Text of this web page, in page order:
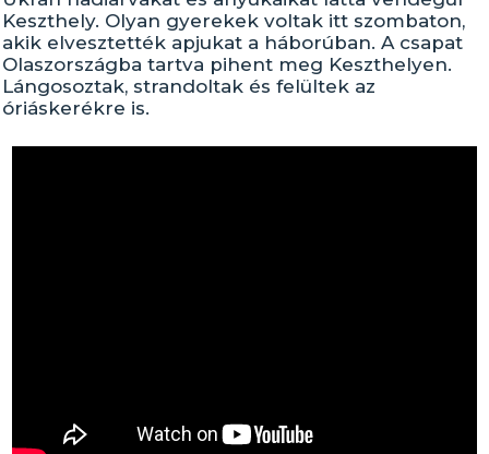
Keszthely. Olyan gyerekek voltak itt szombaton,
akik elvesztették apjukat a háborúban. A csapat
Olaszországba tartva pihent meg Keszthelyen.
Lángosoztak, strandoltak és felültek az
óriáskerékre is.